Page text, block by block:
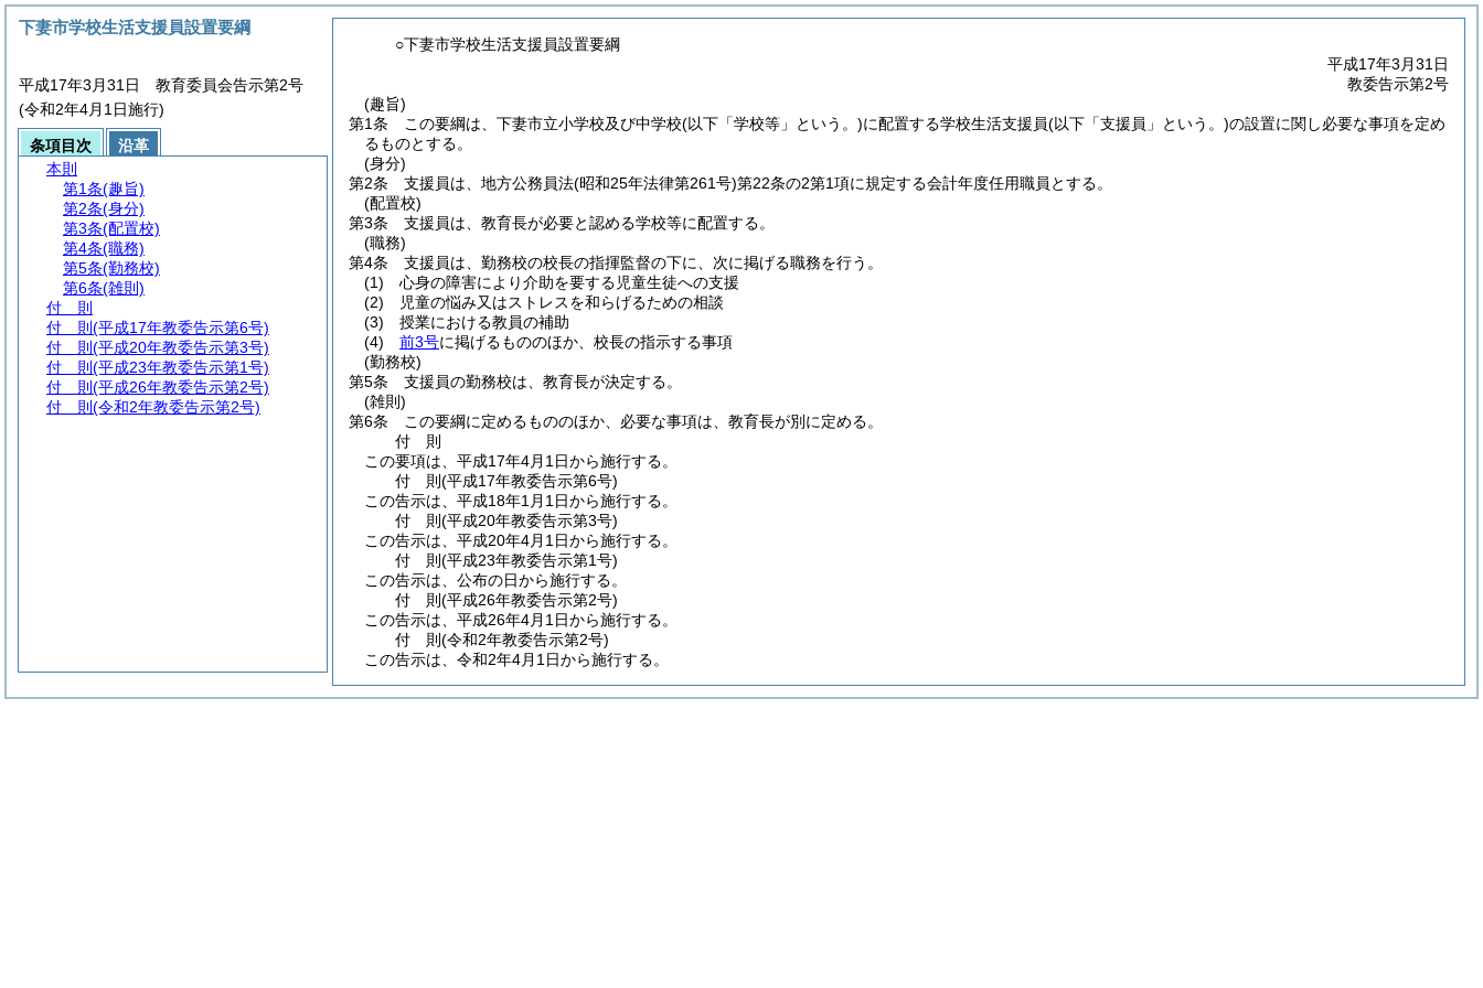
○下妻市学校生活支援員設置要綱
平成17年3月31日
教委告示第2号
(趣旨)
第1条
この要綱は、下妻市立小学校及び中学校(以下「学校等」という。)に配置する学校生活支援員(以下「支援員」という。)の設置に関し必要な事項を定め
るものとする。
(身分)
第2条
支援員は、地方公務員法(昭和25年法律第261号)第22条の2第1項に規定する会計年度任用職員とする。
(配置校)
第3条
支援員は、教育長が必要と認める学校等に配置する。
(職務)
第4条
支援員は、勤務校の校長の指揮監督の下に、次に掲げる職務を行う。
(1)
心身の障害により介助を要する児童生徒への支援
(2)
児童の悩み又はストレスを和らげるための相談
(3)
授業における教員の補助
(4)
前3号に掲げるもののほか、校長の指示する事項
(勤務校)
第5条
支援員の勤務校は、教育長が決定する。
(雑則)
第6条
この要綱に定めるもののほか、必要な事項は、教育長が別に定める。
付 則
この要項は、平成17年4月1日から施行する。
付 則(平成17年教委告示第6号)
この告示は、平成18年1月1日から施行する。
付 則(平成20年教委告示第3号)
この告示は、平成20年4月1日から施行する。
付 則(平成23年教委告示第1号)
この告示は、公布の日から施行する。
付 則(平成26年教委告示第2号)
この告示は、平成26年4月1日から施行する。
付 則(令和2年教委告示第2号)
この告示は、令和2年4月1日から施行する。
下妻市学校生活支援員設置要綱
平成17年3月31日 教育委員会告示第2号
(令和2年4月1日施行)
条項目次
沿革
本則
第1条(趣旨)
第2条(身分)
第3条(配置校)
第4条(職務)
第5条(勤務校)
第6条(雑則)
付 則
付 則 (平成17年教委告示第6号)
付 則 (平成20年教委告示第3号)
付 則 (平成23年教委告示第1号)
付 則 (平成26年教委告示第2号)
付 則 (令和2年教委告示第2号)